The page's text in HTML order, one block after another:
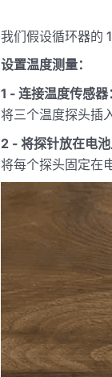
我们假设循环器的
设置温度测量：
1 - 连接温度传感器：
将三个温度探头插
2 - 将探针放在电池
将每个探头固定在